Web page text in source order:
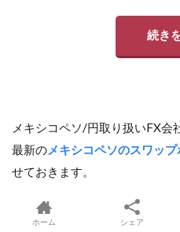
続き
メキシコペソ/円取り扱いFX会
最新のメキシコペソのスワッ
せておきます。
毎週更新していますので是非
ホーム シェア